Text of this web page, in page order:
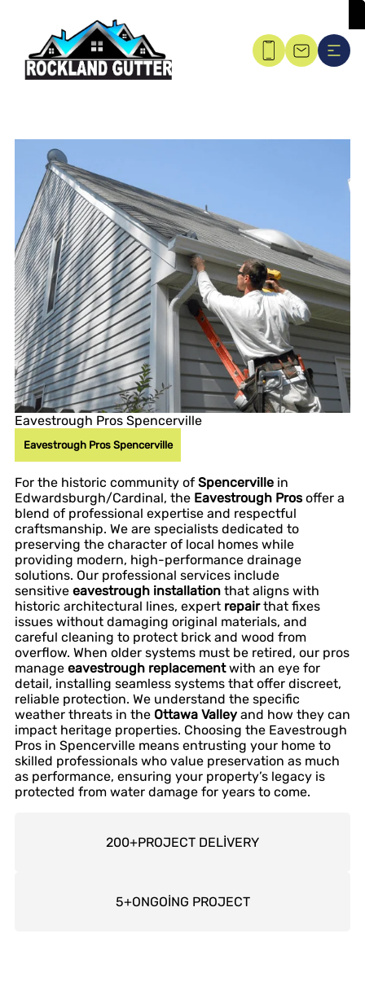
Eavestrough Pros Spencerville
For the historic community of Spencerville in
Edwardsburgh/Cardinal, the Eavestrough Prosoffer a
blend of professional expertise and respectful
craftsmanship. We are specialists dedicated to
preserving the character of local homes while
providing modern, high-performance drainage
solutions. Our professional services include
sensitive eavestrough installation that aligns with
historic architectural lines, expert repairthat fixes
issues without damaging original materials, and
careful cleaning to protect brick and wood from
overflow. When older systems must be retired, our pros
manage eavestrough replacementwith an eye for
detail, installing seamless systems that offer discreet,
reliable protection. We understand the specific
weather threats in the Ottawa Valley and how they can
impact heritage properties. Choosing the Eavestrough
Pros in Spencerville means entrusting your home to
skilled professionals who value preservation as much
as performance, ensuring your property’s legacy is
protected from water damage for years to come.
200+PROJECT DELİVERY
5+ONGOİNG PROJECT
Eavestrough Pros Spencerville